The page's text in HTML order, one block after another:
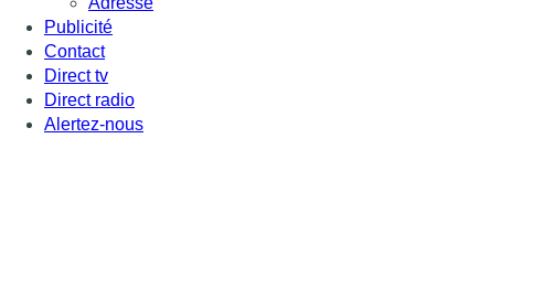
Publicité
Contact
Direct tv
Direct radio
Alertez-nous